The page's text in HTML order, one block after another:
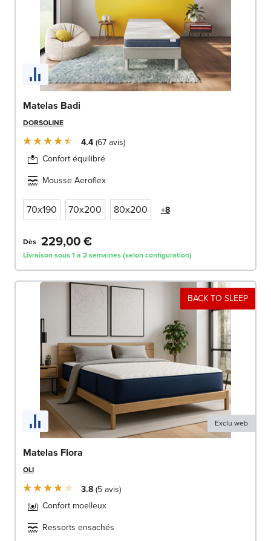
Matelas Badi
DORSOLINE
4.4 67avis
Confort équilibré
Mousse Aeroflex
70x190 70x200 80x200 +8
Dès 229,00 €
Livraison sous 1 à 2 semaines (selon configuration)
BACK TO SLEEP
Exclu web
Matelas Flora
OLI
3.8 5avis
Confort moelleux
Ressorts ensachés